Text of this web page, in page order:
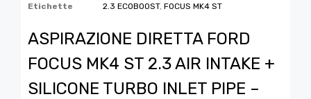
Etichette
2.3 ECOBOOST, FOCUS MK4 ST
ASPIRAZIONE DIRETTA FORD
FOCUS MK4 ST 2.3 AIR INTAKE +
SILICONE TURBO INLET PIPE –